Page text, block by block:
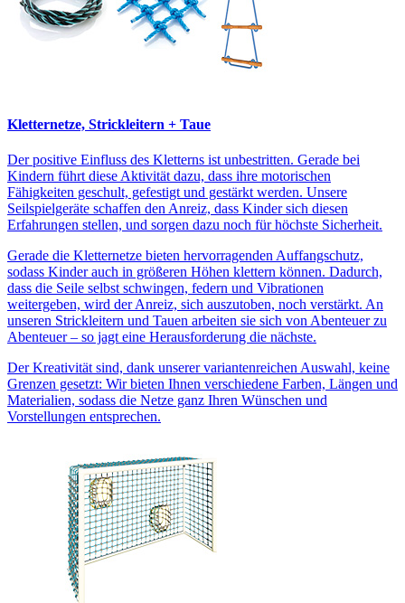
Kletternetze, Strickleitern + Taue
Der positive Einfluss des Kletterns ist unbestritten. Gerade bei
Kindern führt diese Aktivität dazu, dass ihre motorischen
Fähigkeiten geschult, gefestigt und gestärkt werden. Unsere
Seilspielgeräte schaffen den Anreiz, dass Kinder sich diesen
Erfahrungen stellen, und sorgen dazu noch für höchste Sicherheit.
Gerade die Kletternetze bieten hervorragenden Auffangschutz,
sodass Kinder auch in größeren Höhen klettern können. Dadurch,
dass die Seile selbst schwingen, federn und Vibrationen
weitergeben, wird der Anreiz, sich auszutoben, noch verstärkt. An
unseren Strickleitern und Tauen arbeiten sie sich von Abenteuer zu
Abenteuer – so jagt eine Herausforderung die nächste.
Der Kreativität sind, dank unserer variantenreichen Auswahl, keine
Grenzen gesetzt: Wir bieten Ihnen verschiedene Farben, Längen und
Materialien, sodass die Netze ganz Ihren Wünschen und
Vorstellungen entsprechen.